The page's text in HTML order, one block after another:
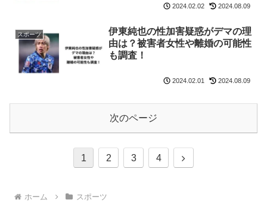
2024.02.02 2024.08.09
スポーツ
伊東純也の性加害疑惑がデマの理
由は？被害者女性や離婚の可能性
も調査！
2024.02.01 2024.08.09
次のページ
1 2 3 4
次
ホーム スポーツ